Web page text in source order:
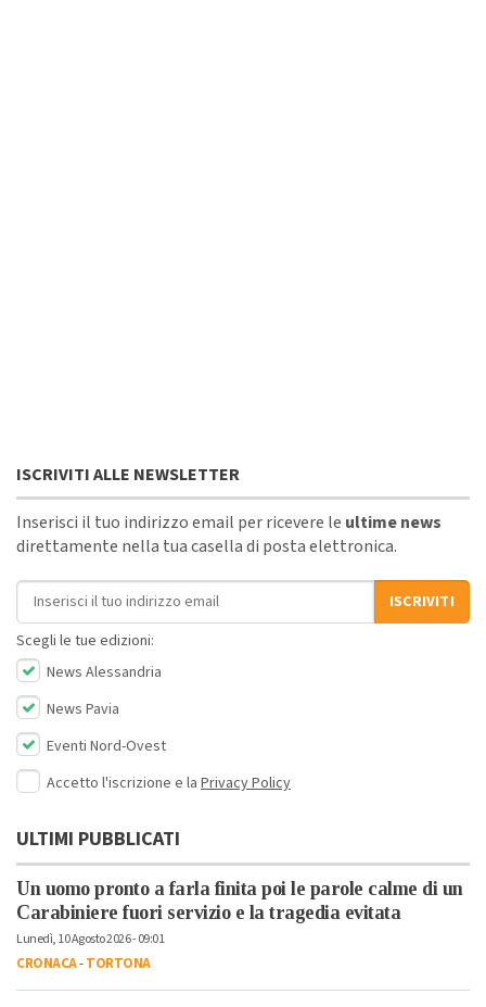
ISCRIVITI ALLE NEWSLETTER
Inserisci il tuo indirizzo email per ricevere le ultime news
direttamente nella tua casella di posta elettronica.
Indirizzo email
ISCRIVITI
Scegli le tue edizioni:
News Alessandria
News Pavia
Eventi Nord-Ovest
Accetto l'iscrizione e la Privacy Policy
ULTIMI PUBBLICATI
Un uomo pronto a farla finita poi le parole calme di un
Carabiniere fuori servizio e la tragedia evitata
Lunedì, 10 Agosto 2026 - 09:01
CRONACA-TORTONA